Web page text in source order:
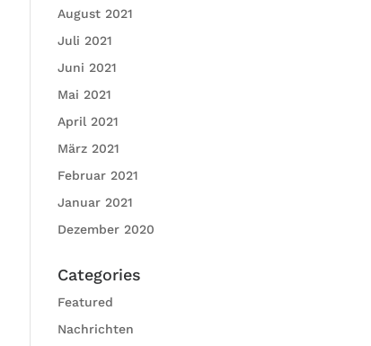
August 2021
Juli 2021
Juni 2021
Mai 2021
April 2021
März 2021
Februar 2021
Januar 2021
Dezember 2020
Categories
Featured
Nachrichten